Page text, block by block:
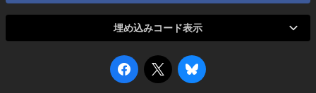
埋め込みコード表示